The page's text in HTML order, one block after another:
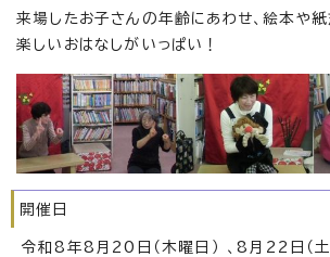
来場したお子さんの年齢にあわせ、絵本や
楽しいおはなしがいっぱい！
開催日
令和8年8月20日（木曜日） 、8月22日（土